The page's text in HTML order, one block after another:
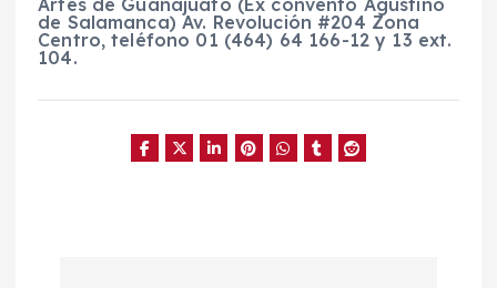
Artes de Guanajuato (Ex convento Agustino
de Salamanca) Av. Revolución #204 Zona
Centro, teléfono 01 (464) 64 166-12 y 13 ext.
104.